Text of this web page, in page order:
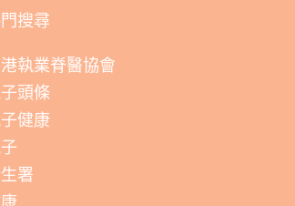
搜尋
執業脊醫協會
頭條
健康
署